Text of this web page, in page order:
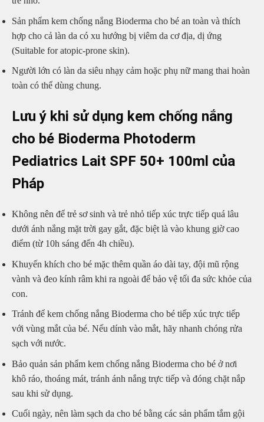
Sản phẩm kem chống nắng Bioderma cho bé an toàn và thích
hợp cho cả làn da có xu hướng bị viêm da cơ địa, dị ứng
(Suitable for atopic-prone skin).
Người lớn có làn da siêu nhạy cảm hoặc phụ nữ mang thai hoàn
toàn có thể dùng chung.
Lưu ý khi sử dụng kem chống nắng
cho bé Bioderma Photoderm
Pediatrics Lait SPF 50+ 100ml của
Pháp
Không nên để trẻ sơ sinh và trẻ nhỏ tiếp xúc trực tiếp quá lâu
dưới ánh nắng mặt trời gay gắt, đặc biệt là vào khung giờ cao
điểm (từ 10h sáng đến 4h chiều).
Khuyến khích cho bé mặc thêm quần áo dài tay, đội mũ rộng
vành và đeo kính râm khi ra ngoài để bảo vệ tối đa sức khỏe của
con.
Tránh để kem chống nắng Bioderma cho bé tiếp xúc trực tiếp
với vùng mắt của bé. Nếu dính vào mắt, hãy nhanh chóng rửa
sạch với nước.
Bảo quản sản phẩm kem chống nắng Bioderma cho bé ở nơi
khô ráo, thoáng mát, tránh ánh nắng trực tiếp và đóng chặt nắp
sau khi sử dụng.
Cuối ngày, nên làm sạch da cho bé bằng các sản phẩm tắm gội